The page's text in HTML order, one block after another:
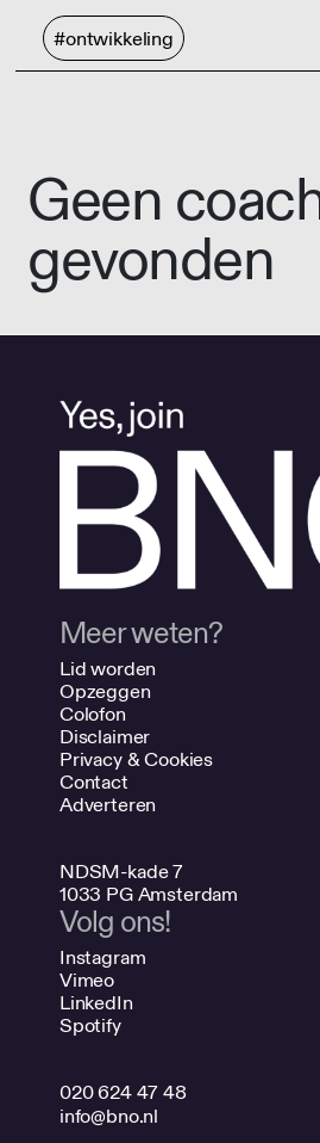
#ontwikkeling
Geen
gevonden
Meer weten?
Lid worden
Opzeggen
Colofon
Disclaimer
Privacy & Cookies
Contact
Adverteren
NDSM-kade 7
1033 PG Amsterdam
Volg ons!
Instagram
Vimeo
LinkedIn
Spotify
020 624 47 48
info@bno.nl